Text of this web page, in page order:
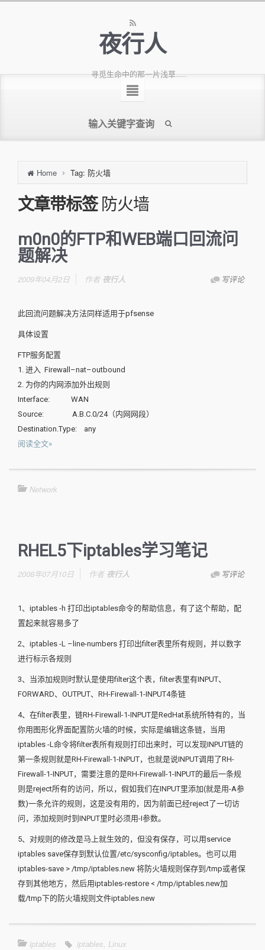
夜行人
寻觅生命中的那一片浅草......
Home Tag: 防火墙
文章带标签 防火墙
m0n0的FTP和WEB端口回流问
题解决
2009年04月2日 写评论
作者 夜行人
此回流问题解决方法同样适用于pfsense
具体设置
FTP服务配置
1. 进入 Firewall–nat–outbound
2. 为你的内网添加外出规则
Interface: WAN
Source: A.B.C.0/24（内网网段）
Destination.Type: any
阅读全文»
Network
RHEL5下iptables学习笔记
2008年07月10日 写评论
作者 夜行人
1、iptables -h 打印出iptables命令的帮助信息，有了这个帮助，配
置起来就容易多了
2、iptables -L –line-numbers 打印出filter表里所有规则，并以数字
进行标示各规则
3、当添加规则时默认是使用filter这个表，filter表里有INPUT、
FORWARD、OUTPUT、RH-Firewall-1-INPUT4条链
4、在filter表里，链RH-Firewall-1-INPUT是RedHat系统所特有的，当
你用图形化界面配置防火墙的时候，实际是编辑这条链，当用
iptables -L命令将filter表所有规则打印出来时，可以发现INPUT链的
第一条规则就是RH-Firewall-1-INPUT，也就是说INPUT调用了RH-
Firewall-1-INPUT，需要注意的是RH-Firewall-1-INPUT的最后一条规
则是reject所有的访问，所以，假如我们在INPUT里添加(就是用-A参
数)一条允许的规则，这是没有用的，因为前面已经reject了一切访
问，添加规则时到INPUT里时必须用-I参数。
5、对规则的修改是马上就生效的，但没有保存，可以用service
iptables save保存到默认位置/etc/sysconfig/iptables。也可以用
iptables-save > /tmp/iptables.new 将防火墙规则保存到/tmp或者保
存到其他地方，然后用iptables-restore < /tmp/iptables.new加
载/tmp下的防火墙规则文件iptables.new
iptables iptables, Linux